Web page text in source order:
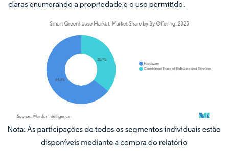
claras enumerando a propriedade e o uso permitido.
Imagem © Mordor Intelligence. O reuso requer atribuição conforme CC BY 4.0.